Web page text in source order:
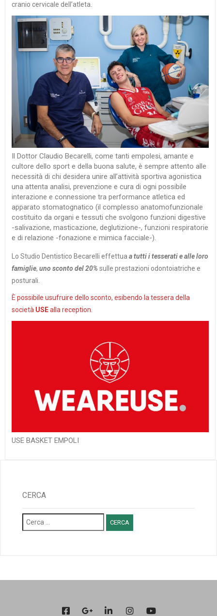
cranio cervicale dell’atleta.
Il Dottor Claudio Becarelli, come tanti empolesi, amante e
cultore dello sport e della buona salute, è sempre attento alle
necessità di chi desidera unire all’attività sportiva agonistica
una attenta analisi, prevenzione e cura di ogni possibile
interazione e connessione tra performance atletica ed
apparato stomatognatico (il complesso anatomofunzionale
costituito da organi e tessuti che svolgono funzioni digestive
-salivazione, masticazione, deglutizione-, funzioni respiratorie
e di relazione -fonazione e mimica facciale-).
Lo Studio Dentistico Becarelli effettua a tutti i tesserati e alle loro
famiglie, uno sconto del 20% sulle prestazioni odontoiatriche e
posturali.
È possibile usufruire dello sconto, esibendo la tessera della
società USEalla reception.
USE BASKET EMPOLI
CERCA
Ricerca
per: